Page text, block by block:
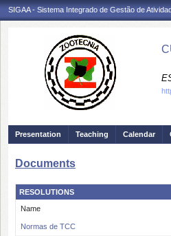
SIGAA - Sistema Integrado de Gestão de
Presentation Teaching Calendar
Documents
RESOLUTIONS
Name
Normas de TCC